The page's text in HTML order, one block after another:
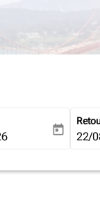
departure-date-
today fc-
22/